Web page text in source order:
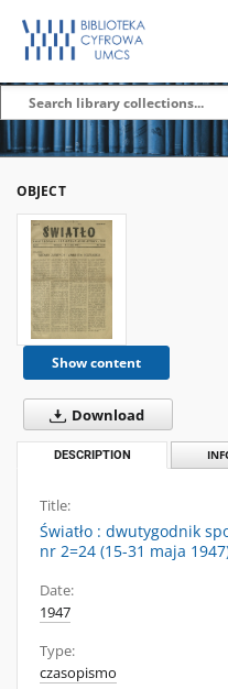
OBJECT
Show content
Download
DESCRIPTION
Title:
Światło : dwutygodnik
nr 2=24 (15-31 maja
Date:
1947
Type:
czasopismo